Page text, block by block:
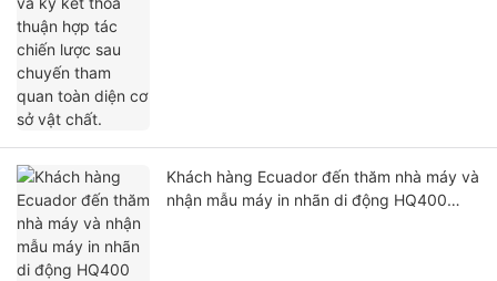
Khách hàng Ecuador đến thăm nhà máy và
nhận mẫu máy in nhãn di động HQ400